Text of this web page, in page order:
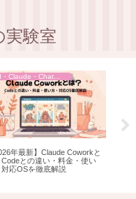
実験室
年最新】Claude Coworkと
との違い・料金・使い
応OSを徹底解説